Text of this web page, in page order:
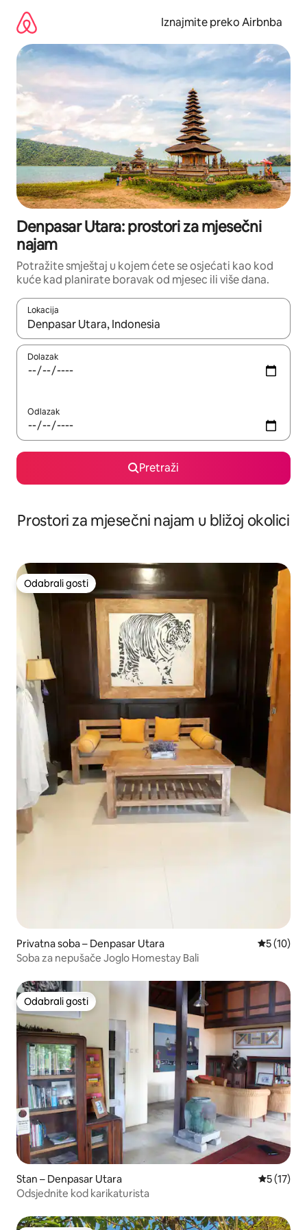
sadržaj
Iznajmite preko Airbnba
Denpasar Utara: prostori za mjesečni
najam
Potražite smještaj u kojem ćete se osjećati kao kod
kuće kad planirate boravak od mjesec ili više dana.
Lokacija
Kada budu dostupni rezultati, moći ćete ih pregledati
Dolazak
Odlazak
Pretraži
Prostori za mjesečni najam u bližoj okolici
Odabrali gosti
Odabrali gosti
Privatna soba – Denpasar Utara Prosječna
5 (10)
Soba za nepušače Joglo Homestay Bali
Odabrali gosti
Odabrali gosti
Stan – Denpasar Utara Prosječna
5 (17)
Odsjednite kod karikaturista